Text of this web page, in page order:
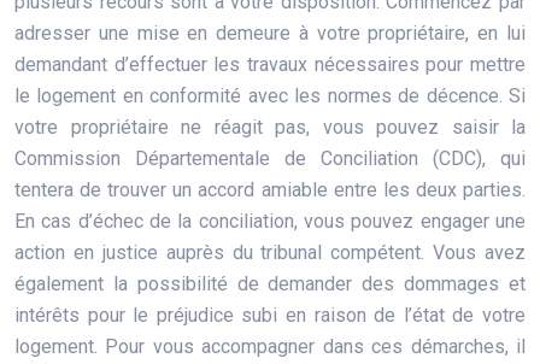
adresser une mise en demeure à votre propriétaire, en lui
demandant d’effectuer les travaux nécessaires pour mettre
le logement en conformité avec les normes de décence. Si
votre propriétaire ne réagit pas, vous pouvez saisir la
Commission Départementale de Conciliation (CDC), qui
tentera de trouver un accord amiable entre les deux parties.
En cas d’échec de la conciliation, vous pouvez engager une
action en justice auprès du tribunal compétent. Vous avez
également la possibilité de demander des dommages et
intérêts pour le préjudice subi en raison de l’état de votre
logement. Pour vous accompagner dans ces démarches, il